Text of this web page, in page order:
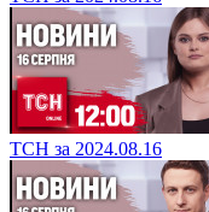
ТСН за 2024.08.16